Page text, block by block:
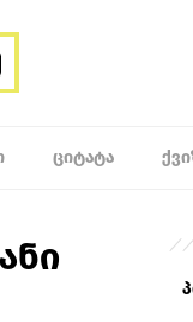
ᲪᲘᲢᲐᲢᲐ